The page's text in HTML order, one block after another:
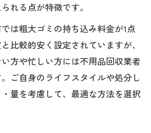
れる点が特徴です。
は粗大ゴミの持ち込み料金が1点
比較的安く設定されていますが、
方や忙しい方には不用品回収業者
ご自身のライフスタイルや処分し
量を考慮して、最適な方法を選択